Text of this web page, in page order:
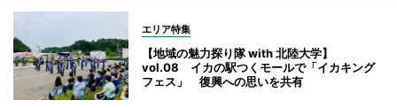
エリア特集
【地域の魅力探り隊 with 北陸大学】
vol.08 イカの駅つくモールで「イカキング
フェス」 復興への思いを共有